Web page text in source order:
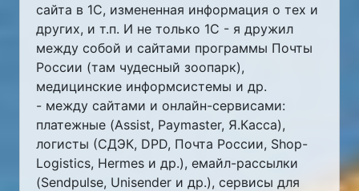
сайта в 1С, измененная информация о тех и
других, и т.п. И не только 1С - я дружил
между собой и сайтами программы Почты
России (там чудесный зоопарк),
медицинские информсистемы и др.
- между сайтами и онлайн-сервисами:
платежные (Assist, Paymaster, Я.Касса),
логисты (СДЭК, DPD, Почта России, Shop-
Logistics, Hermes и др.), емайл-рассылки
(Sendpulse, Unisender и др.), сервисы для